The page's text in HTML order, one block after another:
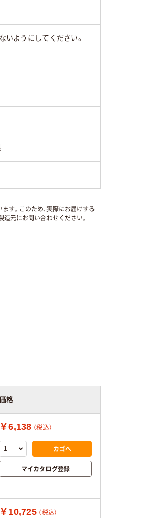
ようにしてください。
す。このため、実際にお届けする
元にお問い合わせください。
格
￥6,138 （税込）
カゴへ
マイカタログ登録
￥10,725 （税込）